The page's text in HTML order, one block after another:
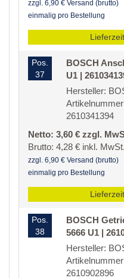
zzgl. 6,90 € Versand (brutto)
einmalig pro Bestellung
Pos.
37
BOSCH
U1 |
Hersteller:
2610341394
Netto: 3,60 € zzgl.
Brutto: 4,28 € inkl. MwSt.
zzgl. 6,90 € Versand (brutto)
einmalig pro Bestellung
Pos.
38
BOSCH
5666 U1 |
Hersteller:
2610902896